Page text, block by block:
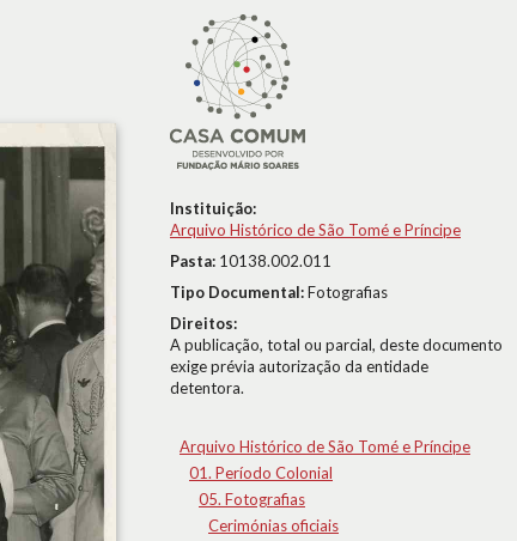
Instituição:
Arquivo Histórico de São Tomé e Príncipe
Pasta: 10138.002.011
Tipo Documental:Fotografias
Direitos:
A publicação, total ou parcial, deste documento
exige prévia autorização da entidade
detentora.
Arquivo Histórico de São Tomé e Príncipe
01. Período Colonial
05. Fotografias
Cerimónias oficiais